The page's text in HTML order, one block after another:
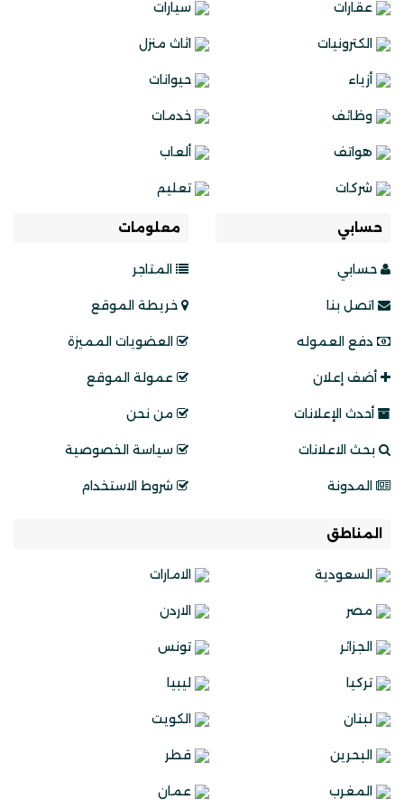
عقارات سيارات
الكترونيات اثاث منزل
أزياء حيوانات
وظائف خدمات
هواتف ألعاب
شركات تعليم
حسابي
حسابي
اتصل بنا
دفع العموله
أضف إعلان
أحدث الإعلانات
بحث الاعلانات
المدونة
معلومات
المتاجر
خريطة الموقع
العضويات المميزة
عمولة الموقع
من نحن
سياسة الخصوصية
شروط الاستخدام
المناطق
السعودية الامارات
مصر الاردن
الجزائر تونس
تركيا ليبيا
لبنان الكويت
البحرين قطر
المغرب عمان